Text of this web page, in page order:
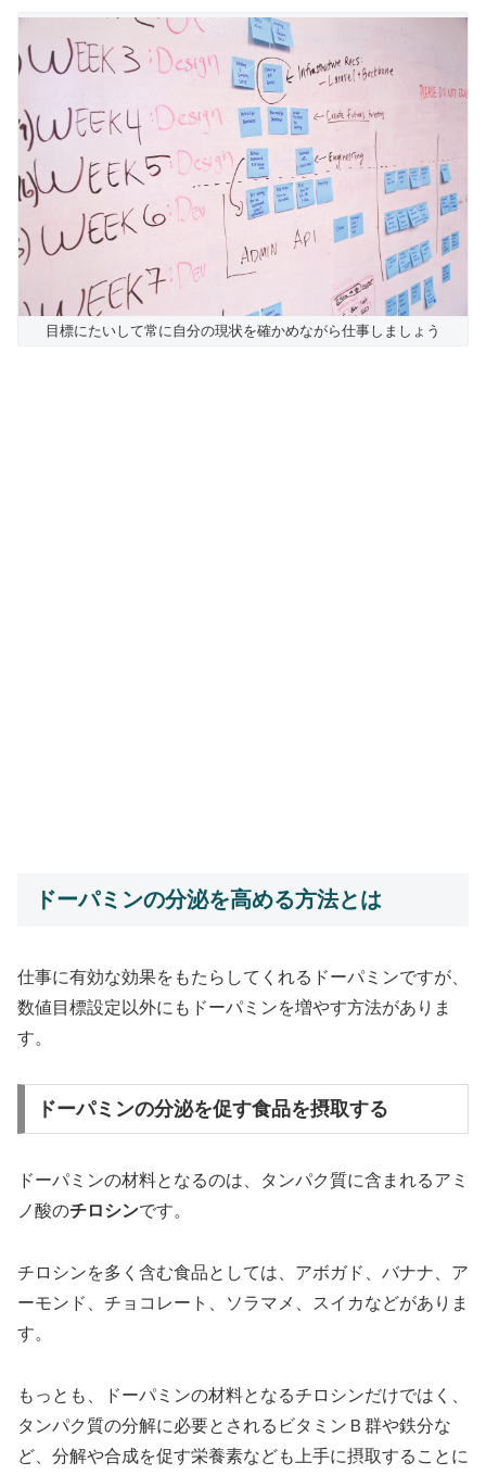
目標にたいして常に自分の現状を確かめながら仕事しましょう
ドーパミンの分泌を高める方法とは
仕事に有効な効果をもたらしてくれるドーパミンですが、
数値目標設定以外にもドーパミンを増やす方法がありま
す。
ドーパミンの分泌を促す食品を摂取する
ドーパミンの材料となるのは、タンパク質に含まれるアミ
ノ酸のチロシンです。
チロシンを多く含む食品としては、アボガド、バナナ、ア
ーモンド、チョコレート、ソラマメ、スイカなどがありま
す。
もっとも、ドーパミンの材料となるチロシンだけではく、
タンパク質の分解に必要とされるビタミンＢ群や鉄分な
ど、分解や合成を促す栄養素なども上手に摂取することに